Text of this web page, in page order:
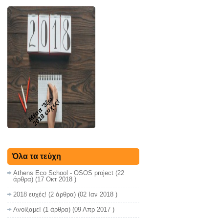
Μέσα '3ξω
2018 ευχές!
Όλα τα τεύχη
Athens Eco School - OSOS project (22
άρθρα) (17 Οκτ 2018 )
2018 ευχές! (2 άρθρα) (02 Ιαν 2018 )
Ανοίξαμε! (1 άρθρα) (09 Απρ 2017 )